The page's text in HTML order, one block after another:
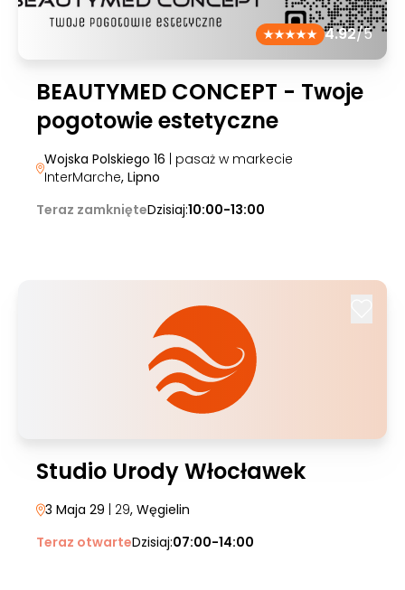
4.92/5
BEAUTYMED CONCEPT - Twoje
pogotowie estetyczne
Wojska Polskiego 16 | pasaż w markecie
InterMarche, Lipno
Teraz zamknięteDzisiaj:10:00-13:00
Studio Urody Włocławek
3 Maja 29 | 29, Węgielin
Teraz otwarteDzisiaj:07:00-14:00